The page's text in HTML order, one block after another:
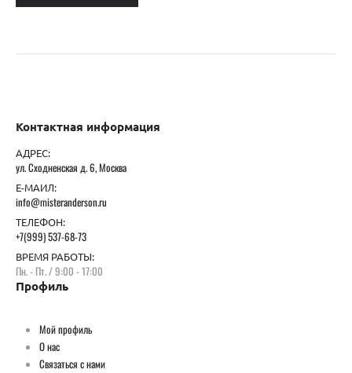
Контактная информация
АДРЕС:
ул. Сходненская д. 6, Москва
Е-МАИЛ:
info@misteranderson.ru
ТЕЛЕФОН:
+7(999) 537-68-73
ВРЕМЯ РАБОТЫ:
Пн. - Пт. / 9:00 - 17:00
Профиль
Мой профиль
О нас
Связаться с нами